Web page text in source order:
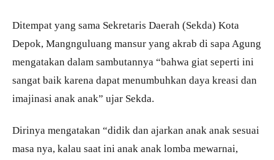
Ditempat yang sama Sekretaris Daerah (Sekda) Kota
Depok, Mangnguluang mansur yang akrab di sapa Agung
mengatakan dalam sambutannya “bahwa giat seperti ini
sangat baik karena dapat menumbuhkan daya kreasi dan
imajinasi anak anak” ujar Sekda.
Dirinya mengatakan “didik dan ajarkan anak anak sesuai
masa nya, kalau saat ini anak anak lomba mewarnai,